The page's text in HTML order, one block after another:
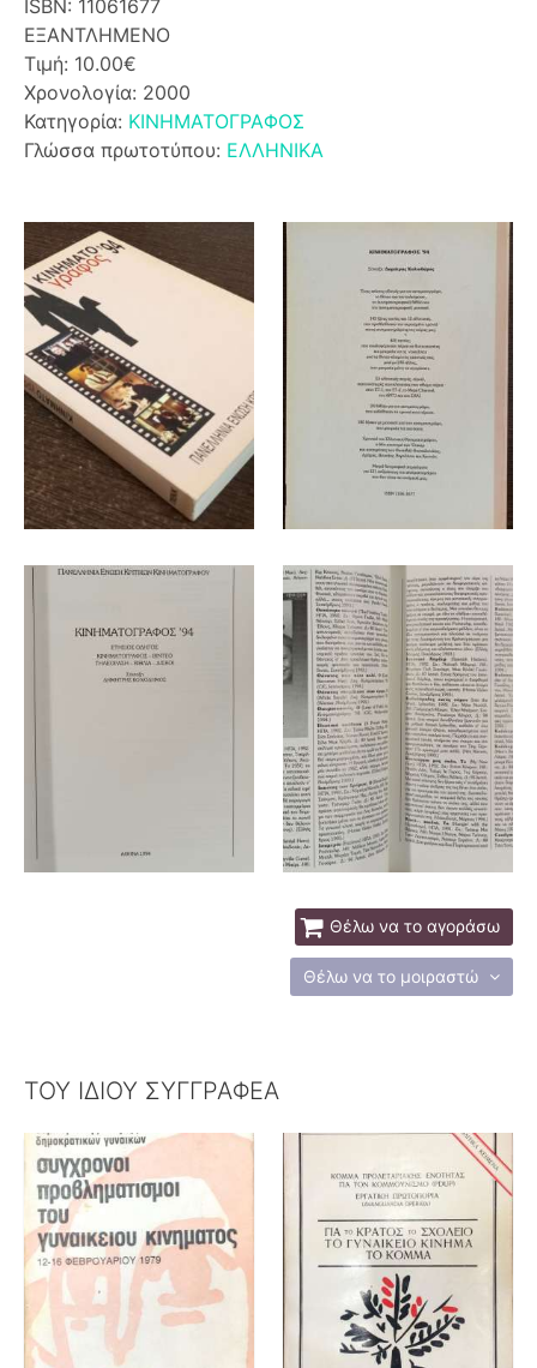
ISBN: 11061677
ΕΞΑΝΤΛΗΜΕΝΟ
Τιμή: 10.00€
Χρονολογία: 2000
Κατηγορία: ΚΙΝΗΜΑΤΟΓΡΑΦΟΣ
Γλώσσα πρωτοτύπου: ΕΛΛΗΝΙΚΑ
Θέλω να το αγοράσω
Θέλω να το μοιραστώ
ΤΟΥ ΙΔΙΟΥ ΣΥΓΓΡΑΦΕΑ